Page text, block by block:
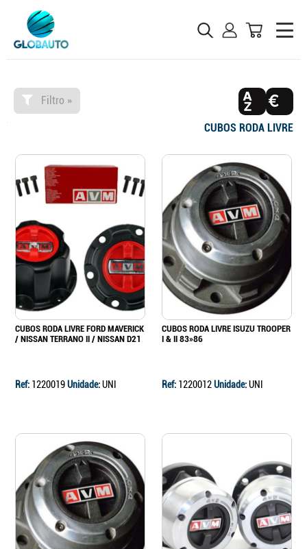
Filtro »
CUBOS RODA LIVRE
CUBOS RODA LIVRE FORD MAVERICK
/ NISSAN TERRANO II / NISSAN D21
Ref: 1220019Unidade:UNI
CUBOS RODA LIVRE ISUZU TROOPER
I & II 83»86
Ref: 1220012Unidade:UNI